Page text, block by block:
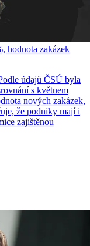
hodnota zakázek
údajů ČSÚ byla
s květnem
nových zakázek,
že podniky mají i
zajištěnou